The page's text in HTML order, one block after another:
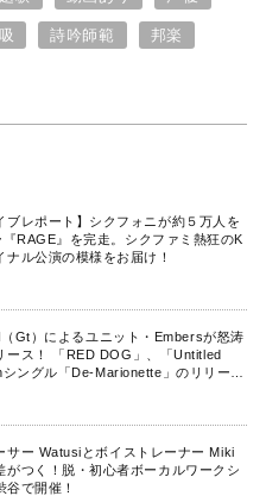
詩吟師範 邦楽
ブレポート】シクフォニが約５万人を
RAGE』を完走。シクファミ熱狂のK
ナル公演の模様をお届け！
Gt）によるユニット・Embersが怒涛
ース！ 「RED DOG」、「Untitled
ングル「De-Marionette」のリリース
サー Watusiとボイストレーナー Miki
がつく！脱・初心者ボーカルワークシ
谷で開催！